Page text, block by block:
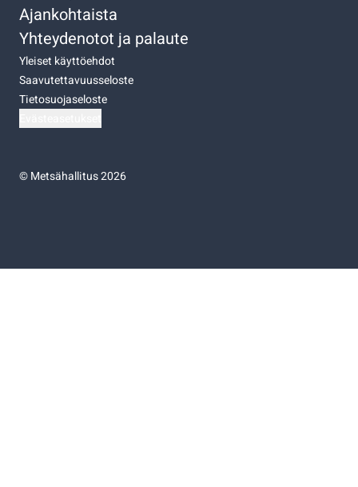
Ajankohtaista
Yhteydenotot ja palaute
Yleiset käyttöehdot
Saavutettavuusseloste
Tietosuojaseloste
©Metsähallitus 2026